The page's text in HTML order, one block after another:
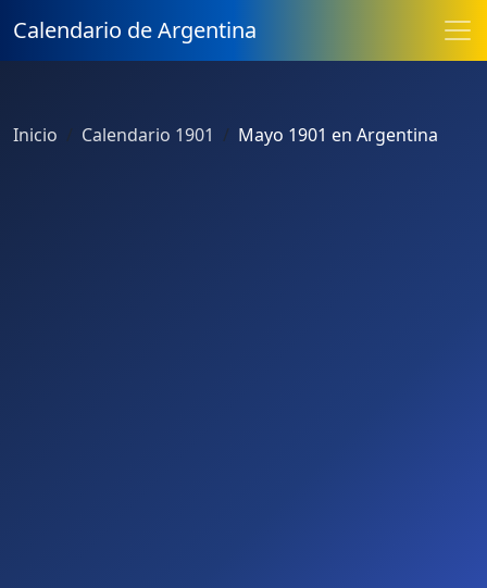
Calendario de Argentina
Inicio Calendario 1901 Mayo 1901 en Argentina